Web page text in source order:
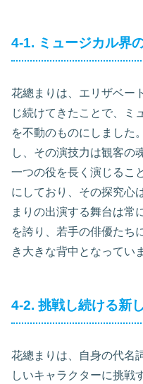
4-1. ミュージカル界
花總まりは、エリザベー
じ続けてきたことで、ミ
を不動のものにしました
し、その演技力は観客の
一つの役を長く演じるこ
にしており、その探究心
まりの出演する舞台は常
を誇り、若手の俳優たち
き大きな背中となってい
4-2. 挑戦し続ける新
花總まりは、自身の代名
しいキャラクターに挑戦